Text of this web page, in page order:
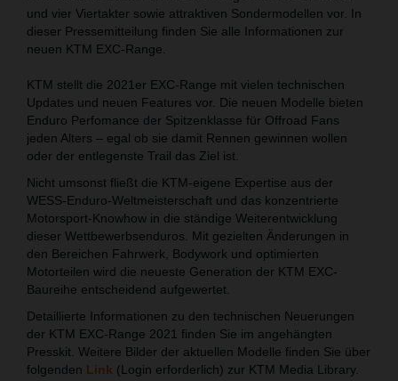
und vier Viertakter sowie attraktiven Sondermodellen vor. In
dieser Pressemitteilung finden Sie alle Informationen zur
neuen KTM EXC-Range.
KTM stellt die 2021er EXC-Range mit vielen technischen
Updates und neuen Features vor. Die neuen Modelle bieten
Enduro Perfomance der Spitzenklasse für Offroad Fans
jeden Alters – egal ob sie damit Rennen gewinnen wollen
oder der entlegenste Trail das Ziel ist.
Nicht umsonst fließt die KTM-eigene Expertise aus der
WESS-Enduro-Weltmeisterschaft und das konzentrierte
Motorsport-Knowhow in die ständige Weiterentwicklung
dieser Wettbewerbsenduros. Mit gezielten Änderungen in
den Bereichen Fahrwerk, Bodywork und optimierten
Motorteilen wird die neueste Generation der KTM EXC-
Baureihe entscheidend aufgewertet.
Detaillierte Informationen zu den technischen Neuerungen
der KTM EXC-Range 2021 finden Sie im angehängten
Presskit. Weitere Bilder der aktuellen Modelle finden Sie über
folgenden Link (Login erforderlich) zur KTM Media Library.